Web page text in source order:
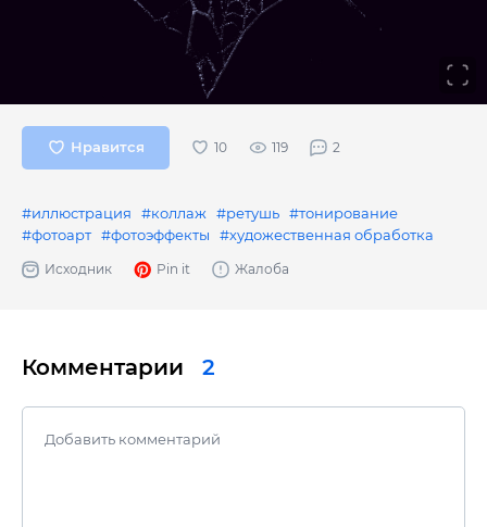
Нравится 119 2
#иллюстрация #коллаж #ретушь #тонирование
#фотоарт #фотоэффекты #художественная обработка
Исходник Pin it Жалоба
Комментарии 2